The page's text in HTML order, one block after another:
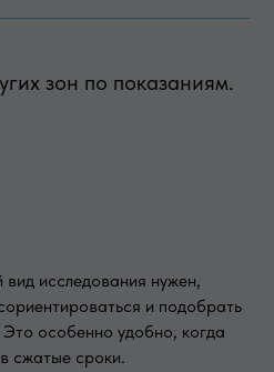
зон по показаниям.
исследования нужен,
и подобрать
особенно удобно, когда
сжатые сроки.